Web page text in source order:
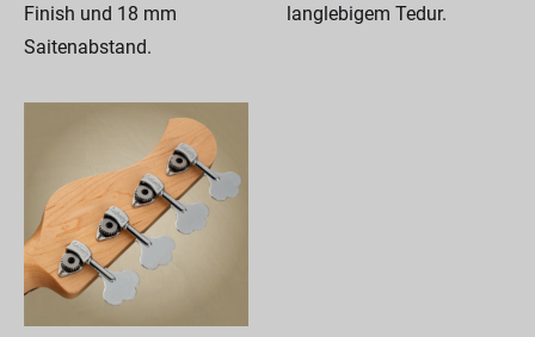
Finish und 18 mm
Saitenabstand.
langlebigem Tedur.